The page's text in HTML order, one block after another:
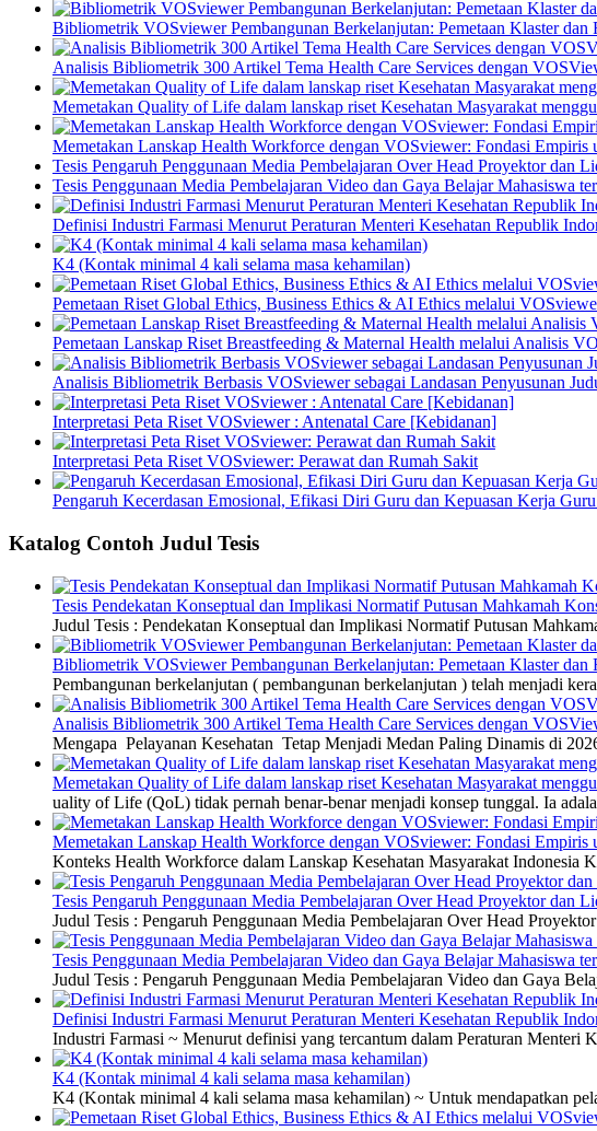
Bibliometrik VOSviewer Pembangunan Berkelanjutan: Pemetaan Klaster dan
Analisis Bibliometrik 300 Artikel Tema Health Care Services dengan
Memetakan Quality of Life dalam lanskap riset Kesehatan Masyarakat
Memetakan Lanskap Health Workforce dengan VOSviewer: Fondasi Empiris
Tesis Pengaruh Penggunaan Media Pembelajaran Over Head Proyektor dan
Tesis Penggunaan Media Pembelajaran Video dan Gaya Belajar Mahasiswa
Definisi Industri Farmasi Menurut Peraturan Menteri Kesehatan Republik
K4 (Kontak minimal 4 kali selama masa kehamilan)
Pemetaan Riset Global Ethics, Business Ethics & AI Ethics melalui
Pemetaan Lanskap Riset Breastfeeding & Maternal Health melalui Analisis
Analisis Bibliometrik Berbasis VOSviewer sebagai Landasan Penyusunan
Interpretasi Peta Riset VOSviewer : Antenatal Care [Kebidanan]
Interpretasi Peta Riset VOSviewer: Perawat dan Rumah Sakit
Pengaruh Kecerdasan Emosional, Efikasi Diri Guru dan Kepuasan Kerja
Katalog Contoh Judul Tesis
Tesis Pendekatan Konseptual dan Implikasi Normatif Putusan Mahkamah
Judul Tesis : Pendekatan Konseptual dan Implikasi Normatif Putusan
Bibliometrik VOSviewer Pembangunan Berkelanjutan: Pemetaan Klaster dan
Pembangunan berkelanjutan ( pembangunan berkelanjutan ) telah menjadi
Analisis Bibliometrik 300 Artikel Tema Health Care Services dengan
Mengapa Pelayanan Kesehatan Tetap Menjadi Medan Paling Dinamis di
Memetakan Quality of Life dalam lanskap riset Kesehatan Masyarakat
uality of Life (QoL) tidak pernah benar-benar menjadi konsep tunggal. Ia
Memetakan Lanskap Health Workforce dengan VOSviewer: Fondasi Empiris
Konteks Health Workforce dalam Lanskap Kesehatan Masyarakat Indonesia
Tesis Pengaruh Penggunaan Media Pembelajaran Over Head Proyektor dan
Judul Tesis : Pengaruh Penggunaan Media Pembelajaran Over Head
Tesis Penggunaan Media Pembelajaran Video dan Gaya Belajar Mahasiswa
Judul Tesis : Pengaruh Penggunaan Media Pembelajaran Video dan Gaya
Definisi Industri Farmasi Menurut Peraturan Menteri Kesehatan Republik
Industri Farmasi ~ Menurut definisi yang tercantum dalam Peraturan
K4 (Kontak minimal 4 kali selama masa kehamilan)
K4 (Kontak minimal 4 kali selama masa kehamilan) ~ Untuk mendapatkan